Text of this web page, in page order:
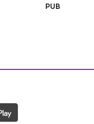
PUB